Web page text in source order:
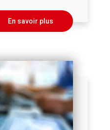
En savoir plus